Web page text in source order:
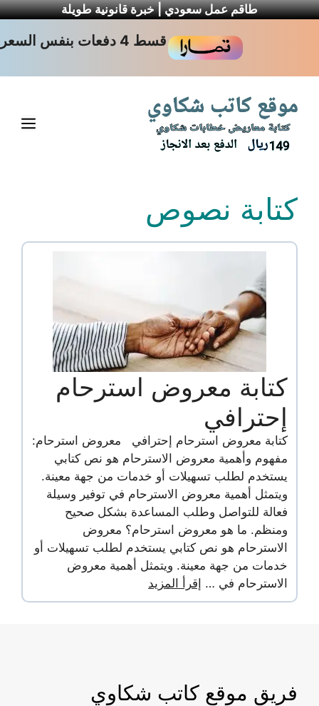
طاقم عمل سعودي | خبرة قانونية طويلة
قسط 4 دفعات بنفس السعر
كتابة نصوص
كتابة معروض استرحام
إحترافي
كتابة معروض استرحام إحترافي معروض استرحام:
مفهوم وأهمية معروض الاسترحام هو نص كتابي
يستخدم لطلب تسهيلات أو خدمات من جهة معينة.
ويتمثل أهمية معروض الاسترحام في توفير وسيلة
فعالة للتواصل وطلب المساعدة بشكل صحيح
ومنظم. ما هو معروض استرحام؟ معروض
الاسترحام هو نص كتابي يستخدم لطلب تسهيلات أو
خدمات من جهة معينة. ويتمثل أهمية معروض
الاسترحام في … إقرأ المزيد
فريق موقع كاتب شكاوي